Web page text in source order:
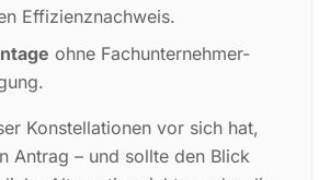
Effizienznachweis.
ohne Fachunternehmer-
Konstellationen vor sich hat,
Antrag – und sollte den Blick